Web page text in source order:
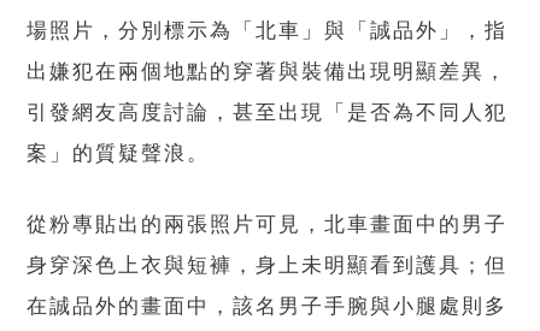
場照片，分別標示為「北車」與「誠品外」，指
出嫌犯在兩個地點的穿著與裝備出現明顯差異，
引發網友高度討論，甚至出現「是否為不同人犯
案」的質疑聲浪。
從粉專貼出的兩張照片可見，北車畫面中的男子
身穿深色上衣與短褲，身上未明顯看到護具；但
在誠品外的畫面中，該名男子手腕與小腿處則多